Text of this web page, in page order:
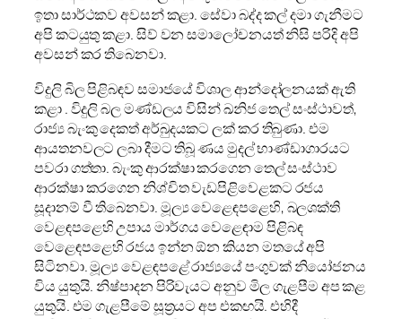
ඉතා සාර්ථකව අවසන් කළා. සේවා බද්ද කල් දමා ගැනීමට
අපි කටයුතු කළා. සිව් වන සමාලෝචනයත් නිසි පරිදි අපි
අවසන් කර තිබෙනවා.
විදුලි බිල පිළිබඳව සමාජයේ විශාල ආන්දෝලනයක් ඇති
කළා . විදුලි බල මණ්ඩලය විසින් ඛනිජ තෙල් සංස්ථාවත්,
රාජ්‍ය බැංකු දෙකත් අර්බුදයකට ලක් කර තිබුණා. එම
ආයතනවලට ලබා දීමට තිබූ ණය මුදල් භාණ්ඩාගාරයට
පවරා ගත්තා. බැංකු ආරක්ෂා කරගෙන තෙල් සංස්ථාව
ආරක්ෂා කරගෙන නිශ්චිත වැඩපිළිවෙළකට රජය
සූදානම් වී තිබෙනවා. මූල්‍ය වෙළෙඳපළෙහි, බලශක්ති
වෙළඳපළෙහි උපාය මාර්ගය වෙළෙඳාම පිළිබඳ
වෙළෙඳපළෙහි රජය ඉන්න ඕන කියන මතයේ අපි
සිටිනවා. මූල්‍ය වෙළඳපළේ රාජ්‍යයේ පංගුවක් නියෝජනය
විය යුතුයි. නිෂ්පාදන පිරිවැයට අනුව මිල ගැළපීම අප කළ
යුතුයි. එම ගැළපීමේ සූත්‍රයට අප එකඟයි. එහිදී